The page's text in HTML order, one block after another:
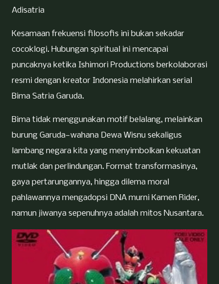
Adisatria
Kesamaan frekuensi filosofis ini bukan sekadar
cocoklogi. Hubungan spiritual ini mencapai
puncaknya ketika Ishimori Productions berkolaborasi
resmi dengan kreator Indonesia melahirkan serial
Bima Satria Garuda.
Bima tidak menggunakan motif belalang, melainkan
burung Garuda—wahana Dewa Wisnu sekaligus
lambang negara kita yang menyimbolkan kekuatan
mutlak dan perlindungan. Format transformasinya,
gaya pertarungannya, hingga dilema moral
pahlawannya mengadopsi DNA murni Kamen Rider,
namun jiwanya sepenuhnya adalah mitos Nusantara.